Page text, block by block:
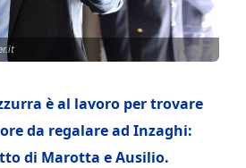
è al lavoro per trovare
da regalare ad Inzaghi:
di Marotta e Ausilio.